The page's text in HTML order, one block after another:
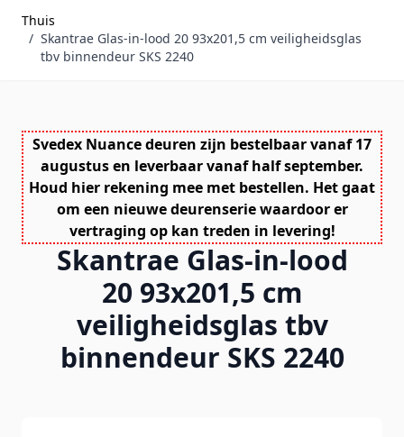
Thuis
/ Skantrae Glas-in-lood 20 93x201,5 cm veiligheidsglas
tbv binnendeur SKS 2240
Svedex Nuance deuren zijn bestelbaar vanaf 17
augustus en leverbaar vanaf half september.
Houd hier rekening mee met bestellen. Het gaat
om een nieuwe deurenserie waardoor er
vertraging op kan treden in levering!
Skantrae Glas-in-lood
20 93x201,5 cm
veiligheidsglas tbv
binnendeur SKS 2240